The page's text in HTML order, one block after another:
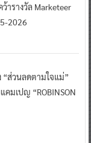
ารางวัล Marketeer
2026
“ส่วนลดตามใจแม่”
มเปญ “ROBINSON